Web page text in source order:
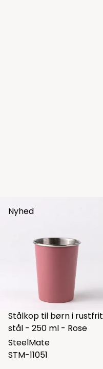
Nyhed
Stålkop til børn i rustfrit
stål - 250 ml - Rose
SteelMate
STM-11051